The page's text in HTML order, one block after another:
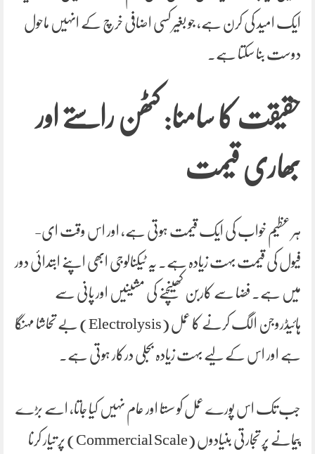
ایک امید کی کرن ہے، جو بغیر کسی اضافی خرچ کے انہیں ماحول
دوست بنا سکتا ہے۔
حقیقت کا سامنا: کٹھن راستے اور
بھاری قیمت
ہر عظیم خواب کی ایک قیمت ہوتی ہے، اور اس وقت ای-
فیول کی قیمت بہت زیادہ ہے۔ یہ ٹیکنالوجی ابھی اپنے ابتدائی دور
میں ہے۔ فضا سے کاربن کھینچنے کی مشینیں اور پانی سے
ہائیڈروجن الگ کرنے کا عمل (Electrolysis) بے تحاشا مہنگا
ہے اور اس کے لیے بہت زیادہ بجلی درکار ہوتی ہے۔
جب تک اس پورے عمل کو سستا اور عام نہیں کیا جاتا، اسے بڑے
پیمانے پر تجارتی بنیادوں (Commercial Scale) پر تیار کرنا